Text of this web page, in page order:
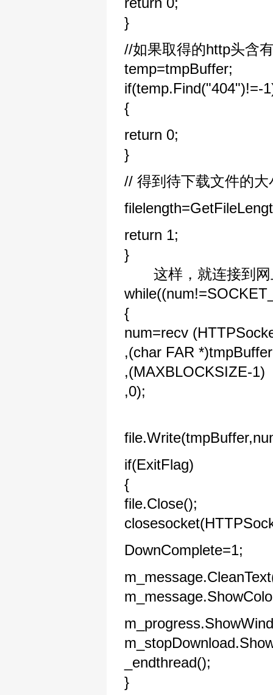
}
//如果取得的http头含
temp=tmpBuffer;
if(temp.Find("404")!=-
{
return 0;
}
// 得到待下载文件的大
return 1;
}
这样，就连接到网
{
num=recv
,(char FAR *)tmpBuffer
,(MAXBLOCKSIZE-1)
,0);
if(ExitFlag)
{
file.Close();
DownComplete=1;
_endthread();
}